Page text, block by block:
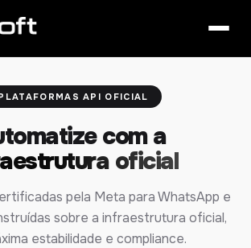
API OFICIAL
com a
oficial
pela Meta para WhatsApp e
sobre a infraestrutura oficial,
estabilidade e compliance.